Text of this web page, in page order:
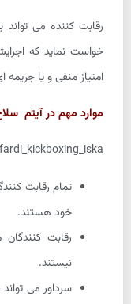
رقابت کننده می
خواست نماید که
امتیاز منفی و یا
موارد مهم در آیتم
تمام رقابت
خود هستند.
رقابت
نیستند.
سرداور می